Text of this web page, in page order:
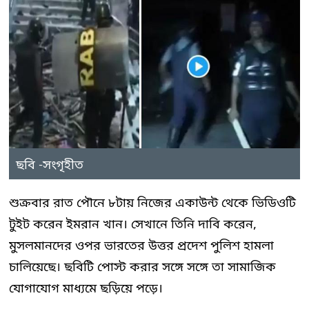
ছবি -সংগৃহীত
শুক্রবার রাত পৌনে ৮টায় নিজের একাউন্ট থেকে ভিডিওটি
টুইট করেন ইমরান খান। সেখানে তিনি দাবি করেন,
মুসলমানদের ওপর ভারতের উত্তর প্রদেশ পুলিশ হামলা
চালিয়েছে। ছবিটি পোস্ট করার সঙ্গে সঙ্গে তা সামাজিক
যোগাযোগ মাধ্যমে ছড়িয়ে পড়ে।